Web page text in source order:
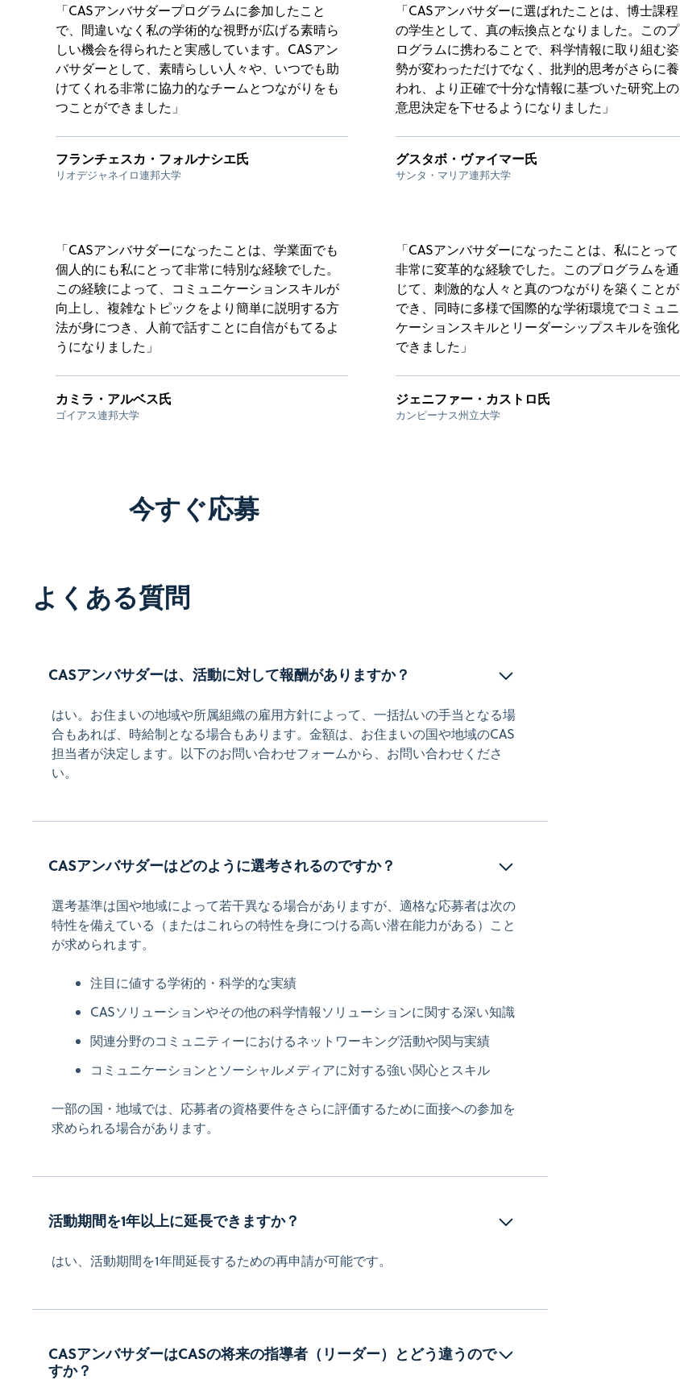
「CASアンバサダープログラムに参加したこと
で、間違いなく私の学術的な視野が広げる素晴ら
しい機会を得られたと実感しています。CASアン
バサダーとして、素晴らしい人々や、いつでも助
けてくれる非常に協力的なチームとつながりをも
つことができました」
フランチェスカ・フォルナシエ氏
リオデジャネイロ連邦大学
「CASアンバサダーに選ばれたことは、博士課程
の学生として、真の転換点となりました。このプ
ログラムに携わることで、科学情報に取り組む姿
勢が変わっただけでなく、批判的思考がさらに養
われ、より正確で十分な情報に基づいた研究上の
意思決定を下せるようになりました」
グスタボ・ヴァイマー氏
サンタ・マリア連邦大学
「CASアンバサダーになったことは、学業面でも
個人的にも私にとって非常に特別な経験でした。
この経験によって、コミュニケーションスキルが
向上し、複雑なトピックをより簡単に説明する方
法が身につき、人前で話すことに自信がもてるよ
うになりました」
カミラ・アルベス氏
ゴイアス連邦大学
「CASアンバサダーになったことは、私にとって
非常に変革的な経験でした。このプログラムを通
じて、刺激的な人々と真のつながりを築くことが
でき、同時に多様で国際的な学術環境でコミュニ
ケーションスキルとリーダーシップスキルを強化
できました」
ジェニファー・カストロ氏
カンピーナス州立大学
今すぐ応募
よくある質問
CASアンバサダーは、活動に対して報酬がありますか？
はい。お住まいの地域や所属組織の雇用方針によって、一括払いの手当となる場
合もあれば、時給制となる場合もあります。金額は、お住まいの国や地域のCAS
担当者が決定します。以下のお問い合わせフォームから、お問い合わせくださ
い。
CASアンバサダーはどのように選考されるのですか？
選考基準は国や地域によって若干異なる場合がありますが、適格な応募者は次の
特性を備えている（またはこれらの特性を身につける高い潜在能力がある）こと
が求められます。
注目に値する学術的・科学的な実績
CASソリューションやその他の科学情報ソリューションに関する深い知識
関連分野のコミュニティーにおけるネットワーキング活動や関与実績
コミュニケーションとソーシャルメディアに対する強い関心とスキル
一部の国・地域では、応募者の資格要件をさらに評価するために面接への参加を
求められる場合があります。
活動期間を1年以上に延長できますか？
はい、活動期間を1年間延長するための再申請が可能です。
CASアンバサダーはCASの将来の指導者（リーダー）とどう違うので
すか？